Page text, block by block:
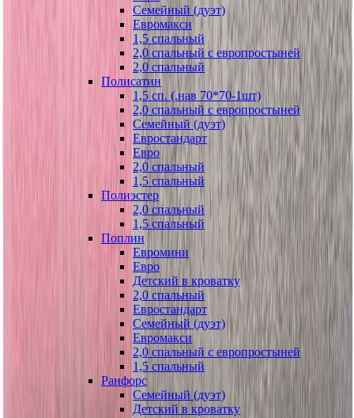
Семейный (дуэт)
Евромакси
1,5 спальный
2,0 спальный с европростыней
2,0 спальный
Полисатин
1,5 сп. (.нав 70*70-1шт)
2,0 спальный с европростыней
Семейный (дуэт)
Евростандарт
Евро
2,0 спальный
1,5 спальный
Полиэстер
2,0 спальный
1,5 спальный
Поплин
Евромини
Евро
Детский в кроватку
2,0 спальный
Евростандарт
Семейный (дуэт)
Евромакси
2,0 спальный с европростыней
1,5 спальный
Ранфорс
Семейный (дуэт)
Детский в кроватку